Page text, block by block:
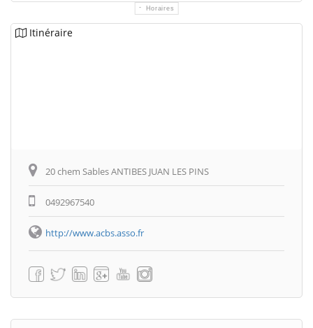
Horaires
Itinéraire
20 chem Sables ANTIBES JUAN LES PINS
0492967540
http://www.acbs.asso.fr